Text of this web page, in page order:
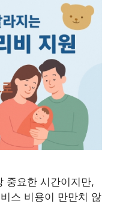
중요한 시간이지만,
스 비용이 만만치 않